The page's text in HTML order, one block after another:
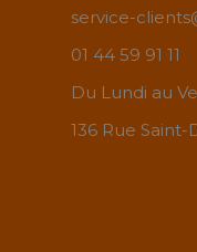
service-
01 44 59 91 11
Du Lundi au
136 Rue Saint-